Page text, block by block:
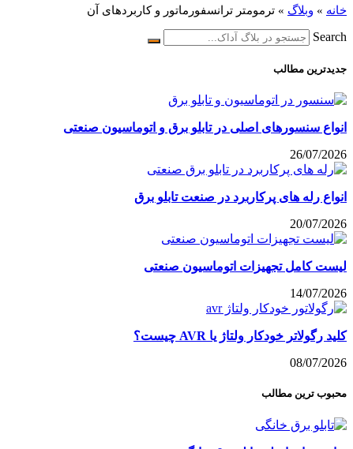
خانه » وبلاگ » ترمومتر ترانسفورماتور و کاربردهای آن
Search
جدیدترین مطالب
انواع سنسورهای اصلی در تابلو برق و اتوماسیون صنعتی
26/07/2026
انواع رله های پرکاربرد در صنعت تابلو برق
20/07/2026
لیست کامل تجهیزات اتوماسیون صنعتی
14/07/2026
کلید رگولاتر خودکار ولتاژ یا AVR چیست؟
08/07/2026
محبوب ترین مطالب